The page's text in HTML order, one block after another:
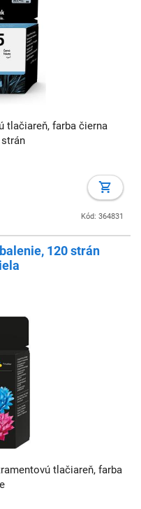
tlačiareň, farba čierna
Kód: 364831
120 strán
tlačiareň, farba